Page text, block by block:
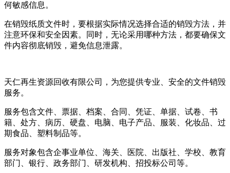
何敏感信息。
在销毁纸质文件时，要根据实际情况选择合适的销毁方法，并
注意环保和安全因素。同时，无论采用哪种方法，都要确保文
件内容彻底销毁，避免信息泄露。
天仁再生资源回收有限公司，为您提供专业、安全的文件销毁
服务。
服务包含文件、票据、档案、合同、凭证、单据、试卷、书
籍、处方、病历、硬盘、电脑、电子产品、服装、化妆品、过
期食品、塑料制品等。
服务对象包含企事业单位、海关、医院、出版社、学校、教育
部门、银行、政务部门、研发机构、招投标公司等。